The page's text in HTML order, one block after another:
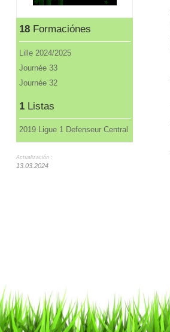
18Formaciónes
Lille 2024/2025
Journée 33
Journée 32
1Listas
2019 Ligue 1 Defenseur Central
Actualización :
13.03.2024